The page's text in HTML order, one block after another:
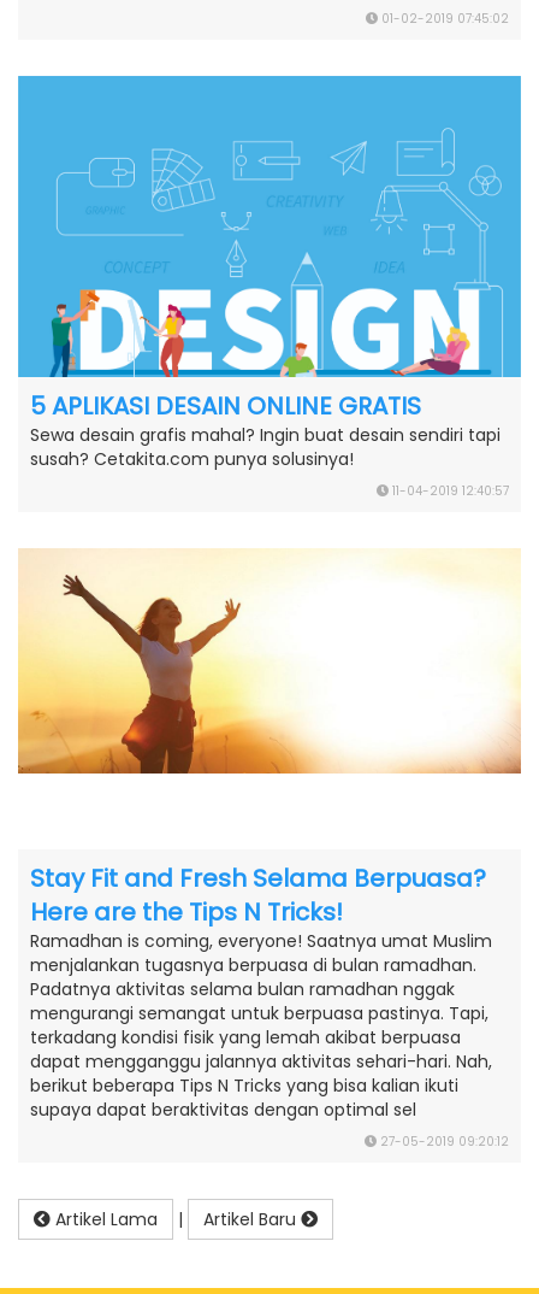
01-02-2019 07:45:02
5 APLIKASI DESAIN ONLINE GRATIS
Sewa desain grafis mahal? Ingin buat desain sendiri tapi
susah? Cetakita.com punya solusinya!
11-04-2019 12:40:57
Stay Fit and Fresh Selama Berpuasa?
Here are the Tips N Tricks!
Ramadhan is coming, everyone! Saatnya umat Muslim
menjalankan tugasnya berpuasa di bulan ramadhan.
Padatnya aktivitas selama bulan ramadhan nggak
mengurangi semangat untuk berpuasa pastinya. Tapi,
terkadang kondisi fisik yang lemah akibat berpuasa
dapat mengganggu jalannya aktivitas sehari-hari. Nah,
berikut beberapa Tips N Tricks yang bisa kalian ikuti
supaya dapat beraktivitas dengan optimal sel
27-05-2019 09:20:12
Artikel Lama | Artikel Baru